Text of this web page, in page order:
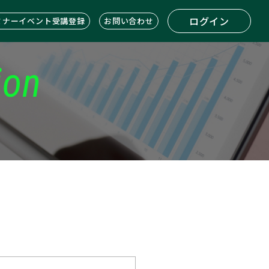
ナーイベント受講登録 お問い合わせ ログイン